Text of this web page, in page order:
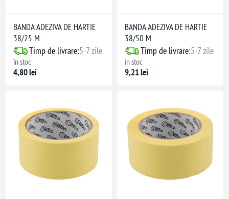
BANDA ADEZIVA DE HARTIE
38/25 M
Timp de livrare:5-7 zile
în stoc
4,80 lei
BANDA ADEZIVA DE HARTIE
38/50 M
Timp de livrare:5-7 zile
în stoc
9,21 lei